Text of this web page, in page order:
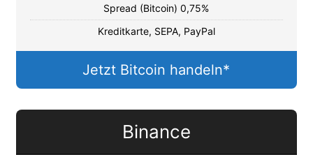
Spread (Bitcoin) 0,75%
Kreditkarte, SEPA, PayPal
Jetzt Bitcoin handeln*
Binance